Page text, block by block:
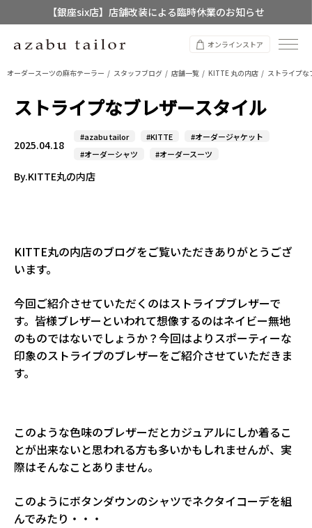
【銀座six店】店舗改装による臨時休業のお知らせ
【店舗限定】レディースオーダースーツ
オンラインストア
オーダースーツの麻布テーラー スタッフブログ 店舗一覧 KITTE 丸の内店 ストライプ
ストライプなブレザースタイル
2025.04.18
#azabu tailor #KITTE
#オーダージャケット
#オーダーシャツ
#オーダースーツ
By.KITTE丸の内店
KITTE丸の内店のブログをご覧いただきありがとうござ
います。
今回ご紹介させていただくのはストライプブレザーで
す。皆様ブレザーといわれて想像するのはネイビー無地
のものではないでしょうか？今回はよりスポーティーな
印象のストライプのブレザーをご紹介させていただきま
す。
このような色味のブレザーだとカジュアルにしか着るこ
とが出来ないと思われる方も多いかもしれませんが、実
際はそんなことありません。
このようにボタンダウンのシャツでネクタイコーデを組
んでみたり・・・